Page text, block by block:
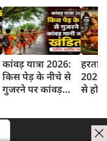
कांवड़ यात्रा 2026:
किस पेड़ के नीचे से
गुजरने पर कांवड़
मान्यता
2026:
से